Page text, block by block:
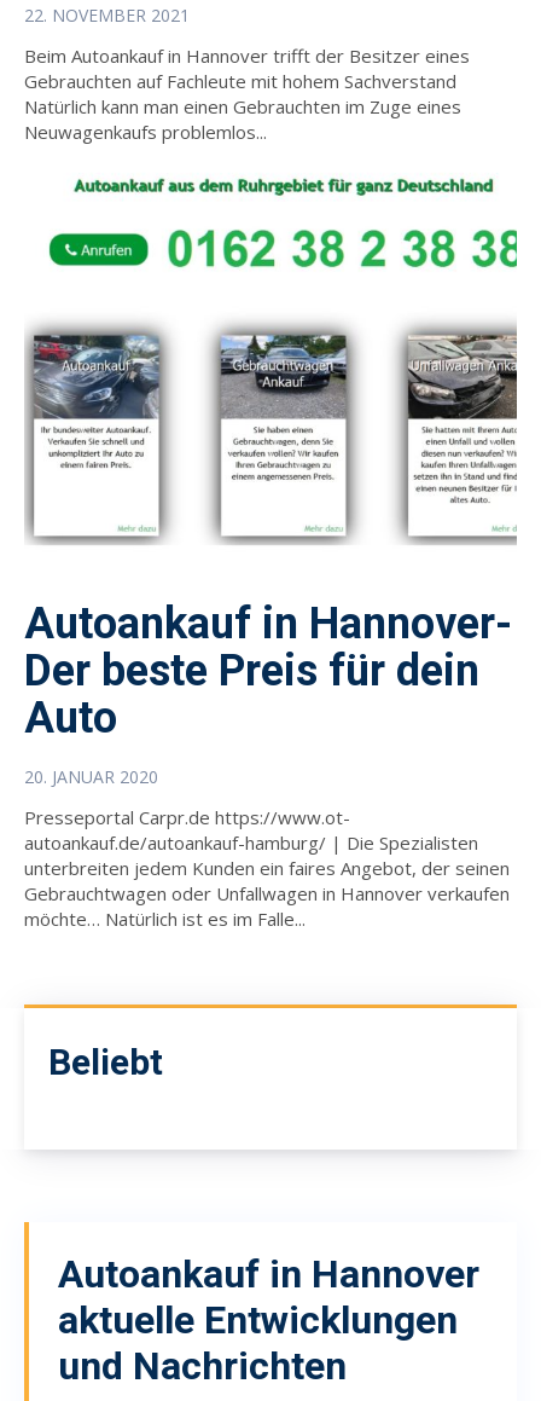
22. NOVEMBER 2021
Beim Autoankauf in Hannover trifft der Besitzer eines
Gebrauchten auf Fachleute mit hohem Sachverstand
Natürlich kann man einen Gebrauchten im Zuge eines
Neuwagenkaufs problemlos...
Autoankauf in Hannover-
Der beste Preis für dein
Auto‎
20. JANUAR 2020
Presseportal Carpr.de https://www.ot-
autoankauf.de/autoankauf-hamburg/ | Die Spezialisten
unterbreiten jedem Kunden ein faires Angebot, der seinen
Gebrauchtwagen oder Unfallwagen in Hannover verkaufen
möchte… Natürlich ist es im Falle...
Beliebt
Autoankauf in Hannover
aktuelle Entwicklungen
und Nachrichten